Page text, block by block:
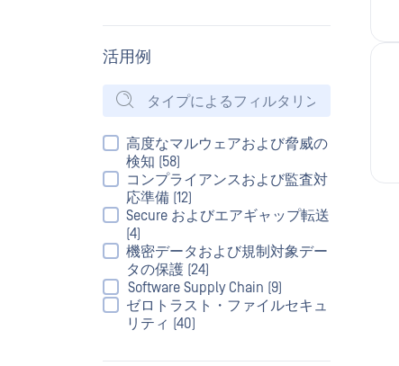
活用例
高度なマルウェアおよび脅威の
検知 (58)
コンプライアンスおよび監査対
応準備 (12)
Secure およびエアギャップ転送
(4)
機密データおよび規制対象デー
タの保護 (24)
Software Supply Chain (9)
ゼロトラスト・ファイルセキュ
リティ (40)